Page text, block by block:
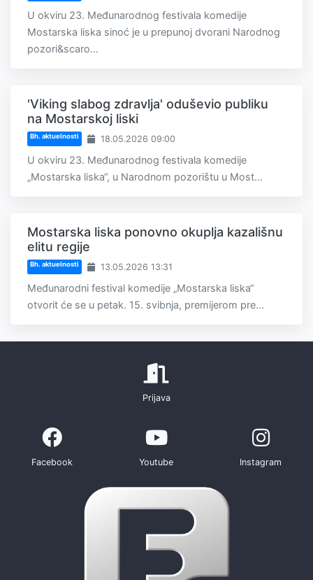
U okviru 23. Međunarodnog festivala komedije
Mostarska liska sinoć je u prepunoj dvorani Narodnog
pozori&scaro...
'Viking slabog zdravlja' oduševio publiku
na Mostarskoj liski
Bh. aktuelnosti 18.05.2026 09:00
U okviru 23. Međunarodnog festivala komedije
„Mostarska liska“, u Narodnom pozorištu u Most...
Mostarska liska ponovno okuplja kazališnu
elitu regije
Bh. aktuelnosti 13.05.2026 13:31
Međunarodni festival komedije „Mostarska liska“
otvorit će se u petak. 15. svibnja, premijerom pre...
Prijava
Facebook Youtube Instagram